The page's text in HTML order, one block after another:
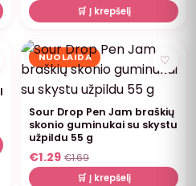
🛒 Į krepšelį
NUOLAIDA ♡
Sour Drop Pen Jam braškių
skonio guminukai su skystu
užpildu 55 g
€1.29 €1.69
🛒 Į krepšelį